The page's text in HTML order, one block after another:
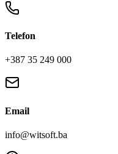
Telefon
+387 35 249 000
Email
info@witsoft.ba